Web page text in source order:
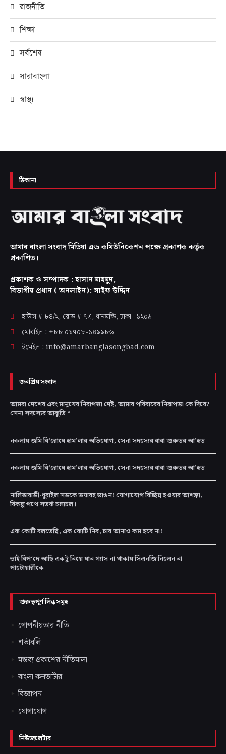
রাজনীতি
শিক্ষা
সর্বশেষ
সারাবাংলা
স্বাস্থ্য
ঠিকানা
আমার বাংলা সংবাদ মিডিয়া এন্ড কমিউনিকেশন পক্ষে প্রকাশক কর্তৃক
প্রকাশিত।
প্রকাশক ও সম্পাদক : হাসান মাহমুদ,
বিভাগীয় প্রধান ( অনলাইন): সাইফ উদ্দিন
হাউস # ৮৪/২, রোড # ৭এ, ধানমন্ডি, ঢাকা- ১২০৯
মোবাইল : +৮৮ ০১৭০৮-১৪৯৯৮৬
ইমেইল : info@amarbanglasongbad.com
জনপ্রিয় সংবাদ
আমরা দেশের এবং মানুষের নিরাপত্তা দেই, আমার পরিবারের নিরাপত্তা কে দিবে?
সেনা সদস্যের আকুতি “
নকলায় জমি বি’রোধে হাম’লার অভিযোগ, সেনা সদস্যের বাবা গুরুতর আ’হত
নকলায় জমি বি’রোধে হাম’লার অভিযোগ, সেনা সদস্যের বাবা গুরুতর আ’হত
নালিতাবাড়ী-ধুরাইল সড়কে ভয়াবহ ভাঙন! যোগাযোগ বিচ্ছিন্ন হওয়ার আশঙ্কা,
বিকল্প পথে সতর্ক চলাচল।
এক কোটি বলতেছি, এক কোটি নিব, চার আনাও কম হবে না!
ভাই বিপ‘দে আছি একটু নিয়ে যান গ্যাস না থাকায় সিএনজি নিলেন না
পাটোয়ারীকে
গুরুত্বপূর্ণ লিঙ্কসমূহ
গোপনীয়তার নীতি
শর্তাবলি
মন্তব্য প্রকাশের নীতিমালা
বাংলা কনভার্টার
বিজ্ঞাপন
যোগাযোগ
নিউজলেটার